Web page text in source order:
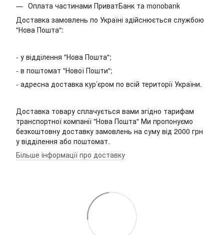
Оплата частинами ПриватБанк та monobank
Доставка замовлень по Україні здійснюється службою
"Нова Пошта":
- у відділення "Нова Пошта";
- в поштомат "Нової Пошти";
- адресна доставка кур’єром по всій території України.
Доставка товару сплачується вами згідно тарифам
транспортної компанії "Нова Пошта" Ми пропонуємо
безкоштовну доставку замовлень на суму від 2000 грн
у відділення або поштомат.
Більше інформації про доставку